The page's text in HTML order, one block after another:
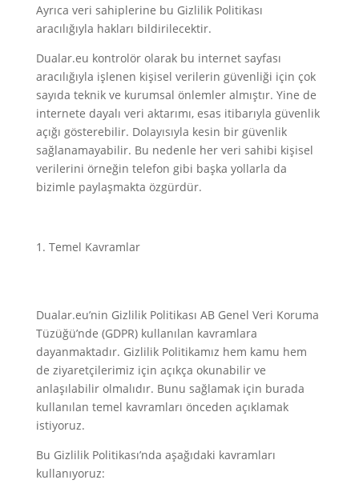
Ayrıca veri sahiplerine bu Gizlilik Politikası
aracılığıyla hakları bildirilecektir.
Dualar.eu kontrolör olarak bu internet sayfası
aracılığıyla işlenen kişisel verilerin güvenliği için çok
sayıda teknik ve kurumsal önlemler almıştır. Yine de
internete dayalı veri aktarımı, esas itibarıyla güvenlik
açığı gösterebilir. Dolayısıyla kesin bir güvenlik
sağlanamayabilir. Bu nedenle her veri sahibi kişisel
verilerini örneğin telefon gibi başka yollarla da
bizimle paylaşmakta özgürdür.
Temel Kavramlar
Dualar.eu’nin Gizlilik Politikası AB Genel Veri Koruma
Tüzüğü’nde (GDPR) kullanılan kavramlara
dayanmaktadır. Gizlilik Politikamız hem kamu hem
de ziyaretçilerimiz için açıkça okunabilir ve
anlaşılabilir olmalıdır. Bunu sağlamak için burada
kullanılan temel kavramları önceden açıklamak
istiyoruz.
Bu Gizlilik Politikası’nda aşağıdaki kavramları
kullanıyoruz: